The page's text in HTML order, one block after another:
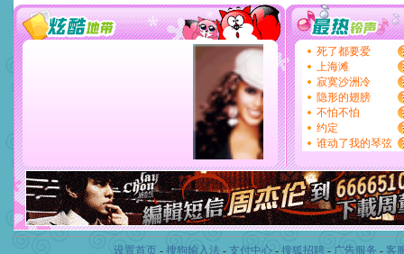
设置首页 - 搜狗输入法 - 支付中心- 搜狐招聘- 广告服务 - 客